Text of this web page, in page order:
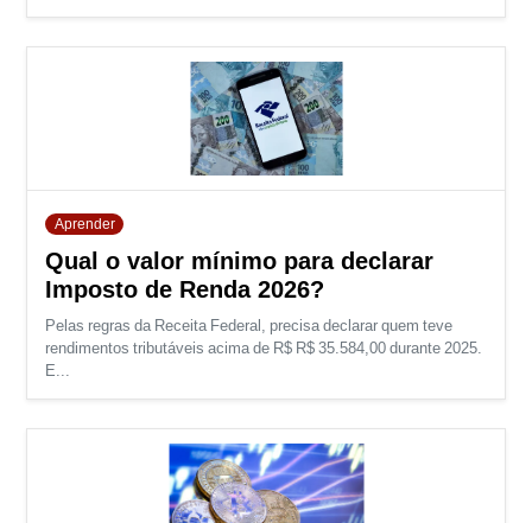
Aprender
Qual o valor mínimo para declarar
Imposto de Renda 2026?
Pelas regras da Receita Federal, precisa declarar quem teve
rendimentos tributáveis acima de R$ R$ 35.584,00 durante 2025.
E...